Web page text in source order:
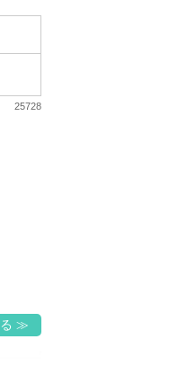
25728